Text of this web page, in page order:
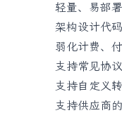
轻量、易部
架构设计代
弱化计费、
支持常见协
支持自定义
支持供应商